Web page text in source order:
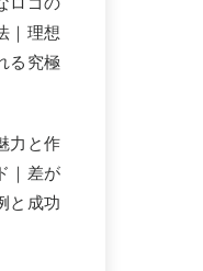
ばれる前兆や
確率の上げ方
｜理想
る究極
力と作
｜差が
と成功